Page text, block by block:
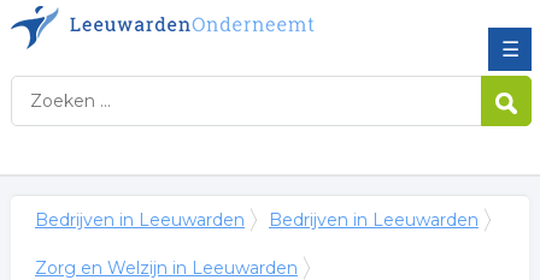
☰
Bedrijven in Leeuwarden Bedrijven in Leeuwarden
Zorg en Welzijn in Leeuwarden